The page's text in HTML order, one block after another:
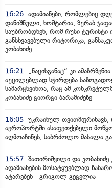
16:26 ადამიანები, რომლებიც
დანიშნული, ხოშტარია, ზურაბ
საუბრობდნენ, რომ რუსი ტურისტი
განსხვავებული რიტორიკა,
კობახიძე
16:21
„ნაცისგანაც“ კი
აუცილებლად სჭირდება
სამარცხვინოა, რაც ამ
კობახიძე გიორგი ბარამიძეზე
16:05 უკრაინულ
აეროპორტში ასაფეთქებელი
აღმოაჩინეს, საბრძოლო მასალა
15:57 შათირიშვილი და
ადამიანების მოსატყუებლად
ატარებენ - გრიგოლ გეგელია